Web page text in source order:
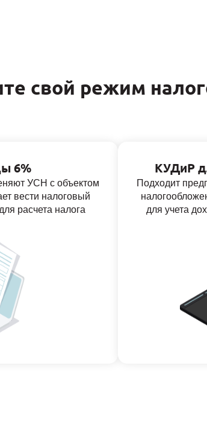
свой режим
6%
УСН с объектом
вести налоговый
расчета налога
КУДиР
Подходит
для учета